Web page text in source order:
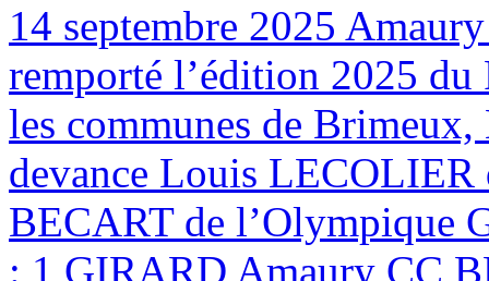
14 septembre 2025
remporté l’édition 2025
les communes de
devance Louis
BECART de l’Olympique
: 1 GIRARD Amaury CC